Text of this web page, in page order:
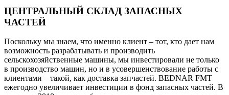
ЦЕНТРАЛЬНЫЙ СКЛАД ЗАПАСНЫХ
ЧАСТЕЙ
Поскольку мы знаем, что именно клиент – тот, кто дает нам
возможность разрабатывать и производить
сельскохозяйственные машины, мы инвестировали не только
в производство машин, но и в усовершенствование работы с
клиентами – такой, как доставка запчастей. BEDNAR FMT
ежегодно увеличивает инвестиции в фонд запасных частей. В